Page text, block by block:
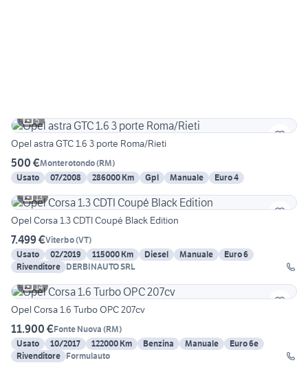
5
Opel astra GTC 1.6 3 porte Roma/Rieti
500 €Monterotondo(RM)
Usato
07/2008 286000 Km Gpl Manuale
Euro 4
13
Opel Corsa 1.3 CDTI Coupé Black Edition
7.499 €Viterbo(VT)
Usato
02/2019 115000 Km Diesel Manuale
Euro 6
Rivenditore DERBINAUTO SRL
14
Opel Corsa 1.6 Turbo OPC 207cv
11.900 €Fonte Nuova (RM)
Usato
10/2017 122000 Km Benzina Manuale
Euro 6e
Rivenditore Formulauto